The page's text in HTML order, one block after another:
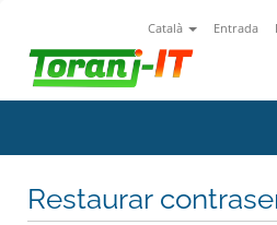
Català Entrada
Restaurar